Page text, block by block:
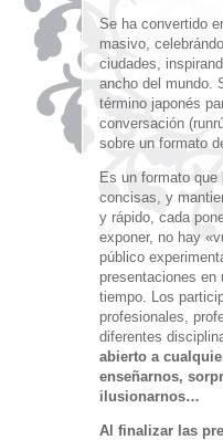
Se ha convertido
masivo,
ciudades,
ancho del mundo.
término japonés
conversación
sobre un formato
Es un formato
concisas, y
y rápido, cada
exponer, no hay
público
presentaciones en
tiempo. Los
profesionales,
diferentes
abierto a
enseñarnos,
ilusionarnos…
Al finalizar las